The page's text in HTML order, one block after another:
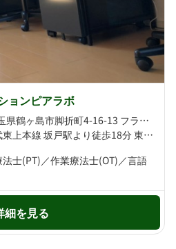
ョンピアラボ
〒350-2211 埼玉県鶴ヶ島市脚折町4-16-13 フラン･グラｰス101号
東武越生線・東武東上本線 坂戸駅より徒歩18分 東武東上本線 若葉駅より徒歩20分
士(PT)／作業療法士(OT)／言語
細を見る